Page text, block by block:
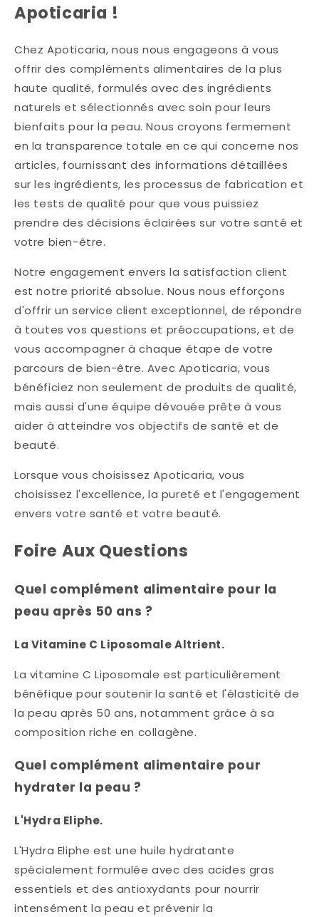
Apoticaria !
Chez Apoticaria, nous nous engageons à vous
offrir des compléments alimentaires de la plus
haute qualité, formulés avec des ingrédients
naturels et sélectionnés avec soin pour leurs
bienfaits pour la peau. Nous croyons fermement
en la transparence totale en ce qui concerne nos
articles, fournissant des informations détaillées
sur les ingrédients, les processus de fabrication et
les tests de qualité pour que vous puissiez
prendre des décisions éclairées sur votre santé et
votre bien-être.
Notre engagement envers la satisfaction client
est notre priorité absolue. Nous nous efforçons
d'offrir un service client exceptionnel, de répondre
à toutes vos questions et préoccupations, et de
vous accompagner à chaque étape de votre
parcours de bien-être. Avec Apoticaria, vous
bénéficiez non seulement de produits de qualité,
mais aussi d'une équipe dévouée prête à vous
aider à atteindre vos objectifs de santé et de
beauté.
Lorsque vous choisissez Apoticaria, vous
choisissez l'excellence, la pureté et l'engagement
envers votre santé et votre beauté.
Foire Aux Questions
Quel complément alimentaire pour la
peau après 50 ans ?
La Vitamine C Liposomale Altrient.
La vitamine C Liposomale est particulièrement
bénéfique pour soutenir la santé et l'élasticité de
la peau après 50 ans, notamment grâce à sa
composition riche en collagène.
Quel complément alimentaire pour
hydrater la peau ?
L'Hydra Eliphe.
L'Hydra Eliphe est une huile hydratante
spécialement formulée avec des acides gras
essentiels et des antioxydants pour nourrir
intensément la peau et prévenir la